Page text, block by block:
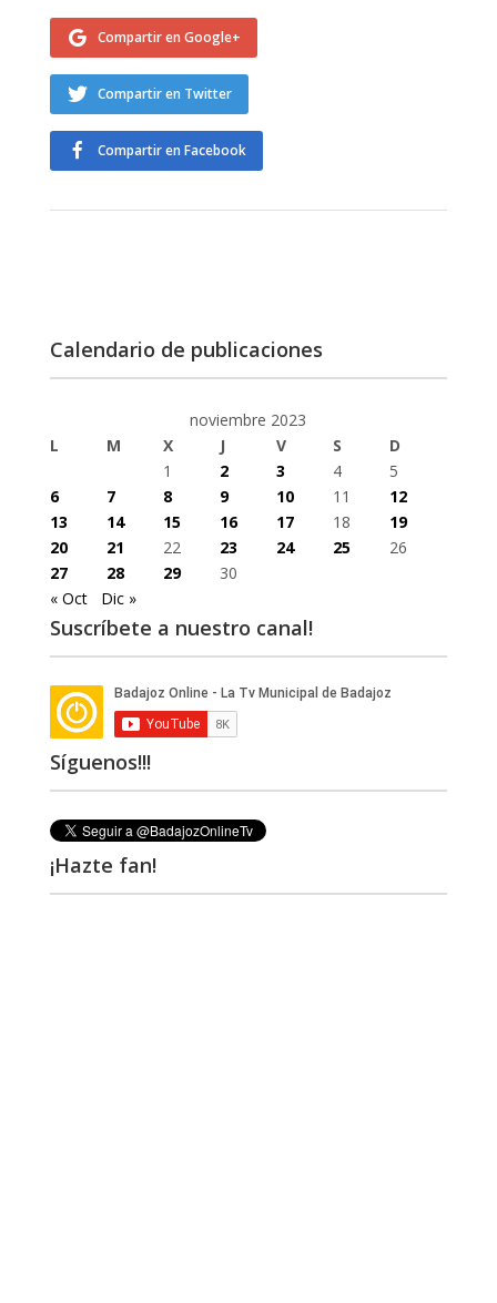
Compartir en Google+
Compartir en Twitter
Compartir en Facebook
Calendario de publicaciones
noviembre 2023
L
M X J V S
D
1
2 3 4
5
6
7 8 9 10 11
12
13
14 15 16 17 18
19
20
21 22 23 24 25
26
27
28 29
30
« Oct
Dic »
Suscríbete a nuestro canal!
Síguenos!!!
¡Hazte fan!